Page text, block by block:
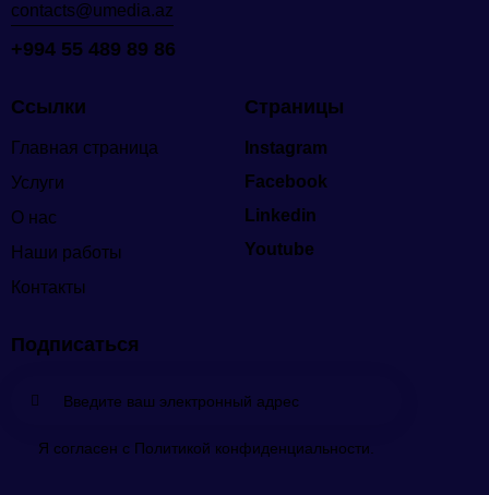
contacts@umedia.az
+994 55 489 89 86
Ссылки
Главная страница
Услуги
О нас
Наши работы
Контакты
Страницы
Instagram
Facebook
Linkedin
Youtube
Подписаться
Я согласен с Политикой конфиденциальности.